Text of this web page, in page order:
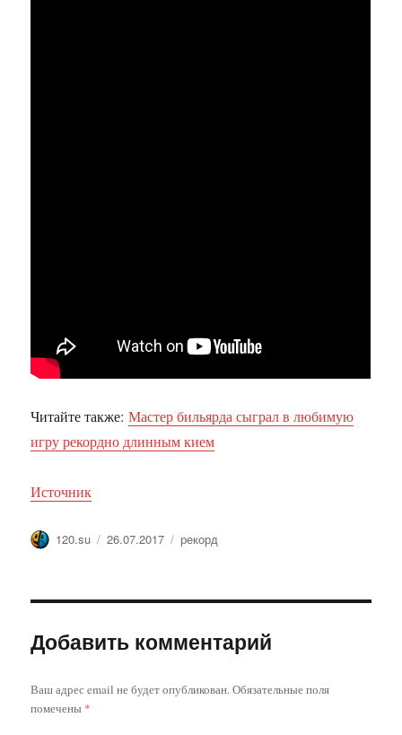
Читайте также:Мастер бильярда сыграл в любимую
игру рекордно длинным кием
Источник
Автор
120.su Опубликовано
26.07.2017 Метки
рекорд
Добавить комментарий
Ваш адрес email не будет опубликован.Обязательные поля
помечены *